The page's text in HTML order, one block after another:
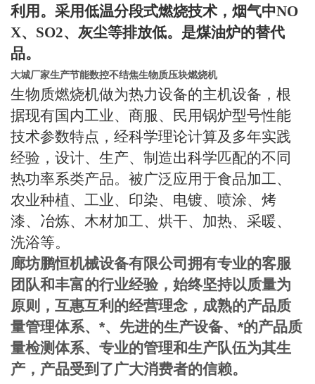
利用。采用低温分段式燃烧技术，烟气中NO
X、 SO2、灰尘等排放低。是煤油炉的替代
品。
大城厂家生产节能数控不结焦生物质压块燃烧机
生物质燃烧机做为热力设备的主机设备，根
据现有国内工业、商服、民用锅炉型号性能
技术参数特点，经科学理论计算及多年实践
经验，设计、生产、制造出科学匹配的不同
热功率系类产品。被广泛应用于食品加工、
农业种植、工业、印染、电镀、喷涂、烤
漆、冶炼、木材加工、烘干、加热、采暖、
洗浴等。
廊坊鹏恒机械设备有限公司拥有专业的客服
团队和丰富的行业经验，始终坚持以质量为
原则，互惠互利的经营理念，成熟的产品质
量管理体系、*、先进的生产设备、*的产品质
量检测体系、专业的管理和生产队伍为其生
产，产品受到了广大消费者的信赖。